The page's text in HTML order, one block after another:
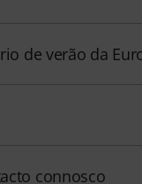
de verão da
connosco